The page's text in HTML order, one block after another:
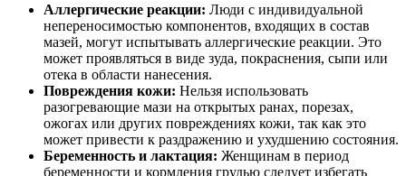
Аллергические реакции: Люди с индивидуальной
непереносимостью компонентов, входящих в состав
мазей, могут испытывать аллергические реакции. Это
может проявляться в виде зуда, покраснения, сыпи или
отека в области нанесения.
Повреждения кожи: Нельзя использовать
разогревающие мази на открытых ранах, порезах,
ожогах или других повреждениях кожи, так как это
может привести к раздражению и ухудшению состояния.
Беременность и лактация: Женщинам в период
беременности и кормления грудью следует избегать